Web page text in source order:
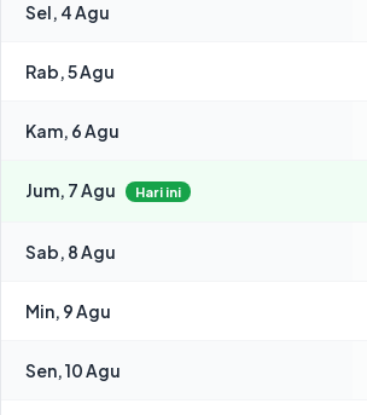
Sel, 4 Agu
Rab, 5 Agu
Kam, 6 Agu
Jum, 7 Agu Hari ini
Sab, 8 Agu
Min, 9 Agu
Sen, 10 Agu